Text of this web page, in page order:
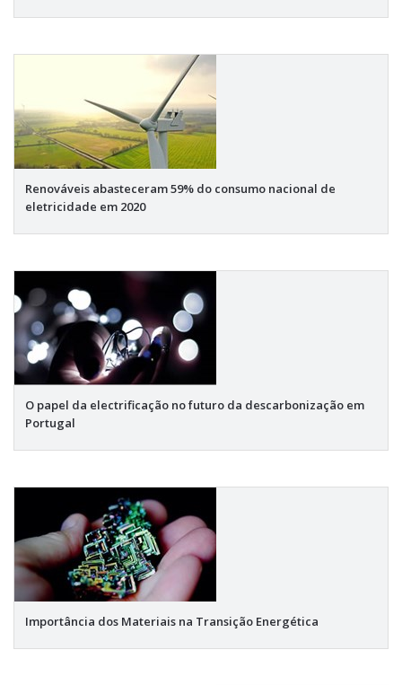
Renováveis abasteceram 59% do consumo nacional de
eletricidade em 2020
O papel da electrificação no futuro da descarbonização em
Portugal
Importância dos Materiais na Transição Energética